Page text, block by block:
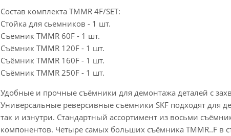
Состав комплекта TMMR 4F/SET:
Стойка для сьемников - 1 шт.
Съёмник TMMR 60F - 1 шт.
Съёмник TMMR 120F - 1 шт.
Съёмник TMMR 160F - 1 шт.
Съёмник TMMR 250F - 1 шт.
Удобные и прочные съёмники для демонтажа деталей с
Универсальные реверсивные съёмники SKF подходят для
так и изнутри. Стандартный ассортимент из восьми
компонентов. Четыре самых больших съёмника TMMR..F в